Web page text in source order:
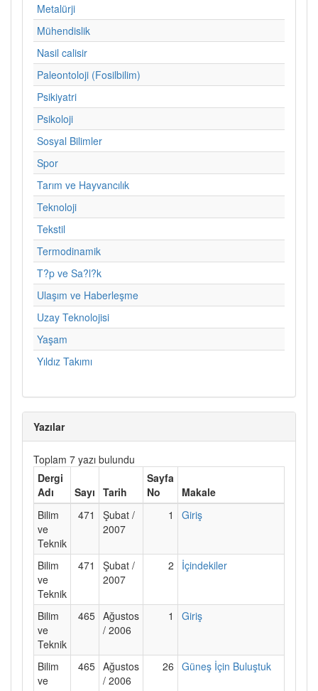
Metalürji
Mühendislik
Nasil calisir
Paleontoloji (Fosilbilim)
Psikiyatri
Psikoloji
Sosyal Bilimler
Spor
Tarım ve Hayvancılık
Teknoloji
Tekstil
Termodinamik
T?p ve Sa?l?k
Ulaşım ve Haberleşme
Uzay Teknolojisi
Yaşam
Yıldız Takımı
Yazılar
Toplam 7 yazı bulundu
Dergi
Adı
Sayı Tarih
Sayfa
No
Makale
Bilim
ve
Teknik
471
Şubat /
2007
1 Giriş
Bilim
ve
Teknik
471
Şubat /
2007
2 İçindekiler
Bilim
ve
Teknik
465 Ağustos
/ 2006
1 Giriş
Bilim
ve
465 Ağustos
/ 2006
26 Güneş İçin Buluştuk